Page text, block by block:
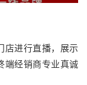
店进行直播，展示
端经销商专业真诚